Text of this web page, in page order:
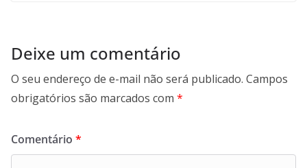
Deixe um comentário
O seu endereço de e-mail não será publicado. Campos
obrigatórios são marcados com *
Comentário *